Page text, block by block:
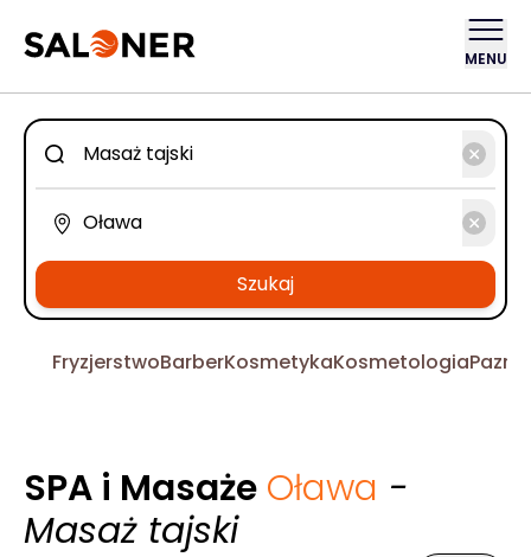
MENU
Szukaj
FryzjerstwoBarberKosmetykaKosmetologia
SPA i Masaże Oława -
Masaż tajski